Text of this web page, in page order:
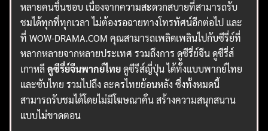
หลายคนชื่นชอบ เนื่องจากความสะดวกสบายที่สามารถรับ
ชมได้ทุกที่ทุกเวลา ไม่ต้องรอฉายทางโทรทัศน์อีกต่อไป และ
ที่ WOW-DRAMA.COM คุณสามารถเพลิดเพลินไปกับซีรี่ย์ที่
หลากหลายจากหลายประเทศ รวมถึงการ ดูซีรี่ย์จีน ดูซีรี่ส์
เกาหลีดูซีรี่ย์จีนพากย์ไทยดูซีรีส์ญี่ปุ่น ได้ทั้งแบบพากย์ไทย
และซับไทย รวมไปถึง ละครไทยย้อนหลัง ซึ่งทั้งหมดนี้
สามารถรับชมได้โดยไม่มีโฆษณาคั่น สร้างความสนุกสนาน
แบบไม่ขาดตอน